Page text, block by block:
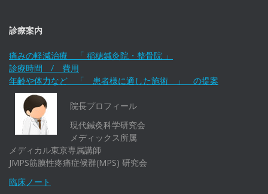
診療案内
痛みの軽減治療 「 稲穂鍼灸院・整骨院 」
診療時間 / 費用
年齢や体力など 「 患者様に適した施術 」 の提案
院長プロフィール
現代鍼灸科学研究会
メディックス所属
メディカル東京専属講師
JMPS筋膜性疼痛症候群(MPS) 研究会
臨床ノート